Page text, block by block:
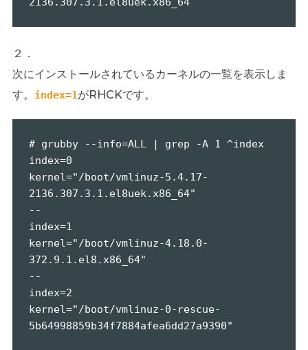
２．
次にインストールされているカーネルの一覧を表示しま
す。 index=1がRHCKです。
# grubby --info=ALL | grep -A 1 ^index
index=0
kernel="/boot/vmlinuz-5.4.17-
2136.307.3.1.el8uek.x86_64"
--
index=1
kernel="/boot/vmlinuz-4.18.0-
372.9.1.el8.x86_64"
--
index=2
kernel="/boot/vmlinuz-0-rescue-
5b64998859b34f7884afea6dd27a9390"